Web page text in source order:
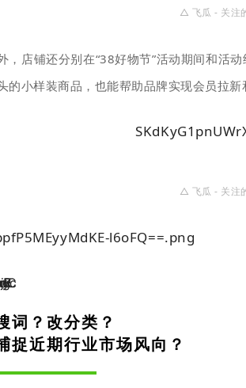
△ 飞瓜 - 关注
，店铺还分别在“38好物节”活动期间和活
的小样装商品，也能帮助品牌实现会员拉
△ 飞瓜 - 关注
词？改分类？
捉近期行业市场风向？